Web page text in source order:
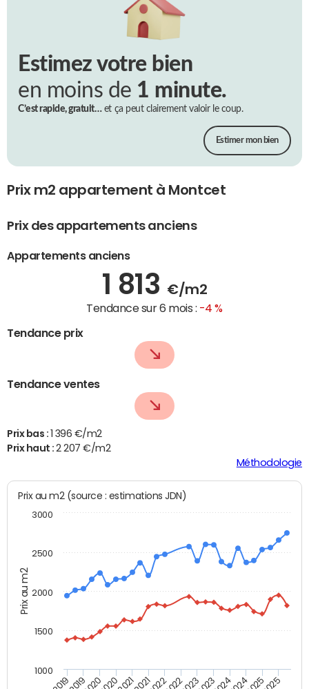
Estimez votre bien
en moins de 1 minute.
C’est rapide, gratuit…et ça peut clairement valoir le coup.
Estimer mon bien
Prix m2 appartement à Montcet
Prix des appartements anciens
Appartements anciens
1 813 €/m2
Tendance sur 6 mois : -4 %
Tendance prix
Tendance ventes
Prix bas : 1 396 €/m2
Prix haut :2 207 €/m2
Méthodologie
Prix au m2
Prix au m2 (source : estimations JDN)
1000
1500
2000
2500
3000